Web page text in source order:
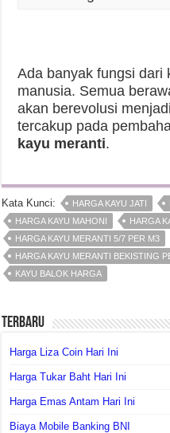
Ada banyak fungsi dari
manusia. Semua
akan berevolusi
tercakup pada
kayu meranti.
Kata Kunci: HARGA KAYU JATI
HARGA KAYU MAHONI
HARGA
HARGA KAYU MERANTI 5/7 PER M3
HARGA KAYU MERANTI BEKISTING
KAYU BALOK HARGA
Terbaru
Harga Liza Coin Hari Ini
Harga Tukar Baht Hari Ini
Harga Emas Antam Hari Ini
Biaya Mobile Banking BNI